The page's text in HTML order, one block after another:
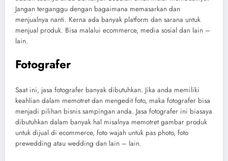
Jangan terganggu dengan bagaimana memasarkan dan
menjualnya nanti. Kerna ada banyak platform dan sarana untuk
menjual produk. Bisa malalui ecommerce, media sosial dan lain –
lain.
Fotografer
Saat ini, jasa fotografer banyak dibutuhkan. Jika anda memiliki
keahlian dalam memotret dan mengedit foto, maka fotografer bisa
menjadi pilihan bisnis sampingan anda. Jasa fotografer ini biasaya
dibutuhkan dalam banyak hal misalnya memotret gambar produk
untuk dijual di ecommerce, foto wajah untuk pas photo, foto
prewedding atau wedding dan lain – lain.